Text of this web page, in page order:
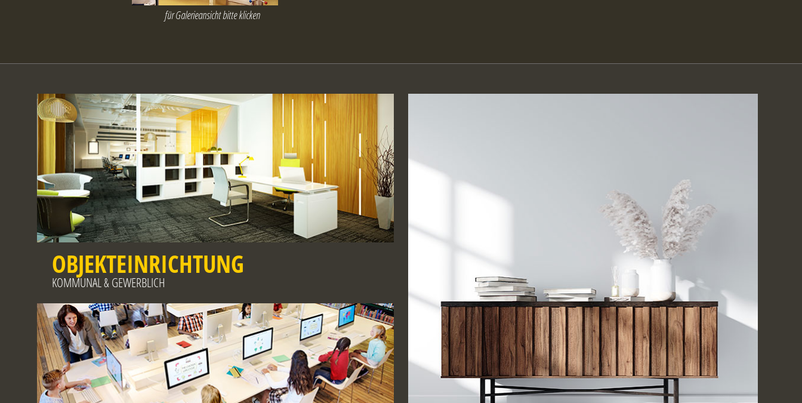
für Galerieansicht bitte klicken
OBJEKTEINRICHTUNG
KOMMUNAL & GEWERBLICH